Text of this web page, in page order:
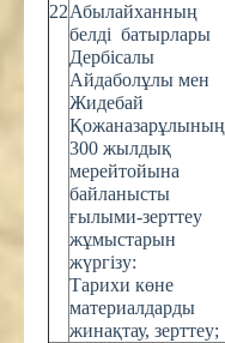
22Абылайханның
белді батырлары
Дербісалы
Айдаболұлы мен
Жидебай
Қожаназарұлының
300 жылдық
мерейтойына
байланысты
ғылыми-зерттеу
жұмыстарын
жүргізу:
Тарихи көне
материалдарды
жинақтау, зерттеу;